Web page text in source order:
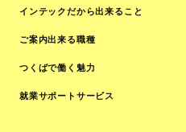
インテックだから出来ること
ご案内出来る職種
つくばで働く魅力
就業サポートサービス